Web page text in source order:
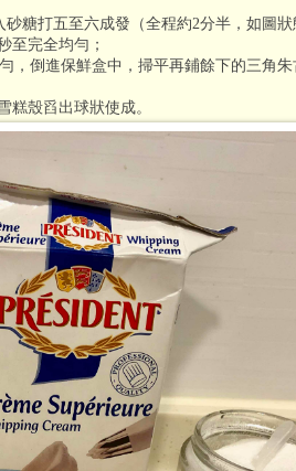
糖打五至六成發（全程約2分半，如圖狀
至完全均勻；
，倒進保鮮盒中，掃平再鋪餘下的三角
糕殼舀出球狀使成。